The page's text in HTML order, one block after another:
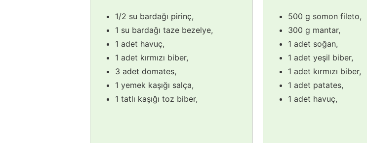
1/2 su bardağı pirinç,
1 su bardağı taze bezelye,
1 adet havuç,
1 adet kırmızı biber,
3 adet domates,
1 yemek kaşığı salça,
1 tatlı kaşığı toz biber,
500 g somon fileto,
300 g mantar,
1 adet soğan,
1 adet yeşil biber,
1 adet kırmızı biber,
1 adet patates,
1 adet havuç,